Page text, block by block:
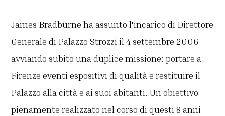
James Bradburne ha assunto l'incarico di Direttore
Generale di Palazzo Strozzi il 4 settembre 2006
avviando subito una duplice missione: portare a
Firenze eventi espositivi di qualità e restituire il
Palazzo alla città e ai suoi abitanti. Un obiettivo
pienamente realizzato nel corso di questi 8 anni